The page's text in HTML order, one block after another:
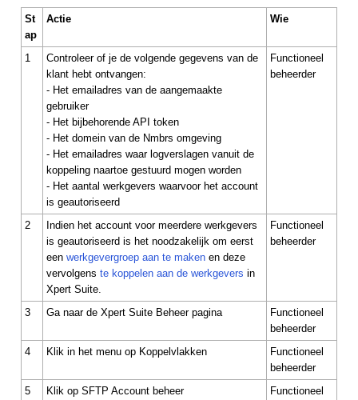
St
ap
Actie Wie
1
Controleer of je de volgende gegevens van de
klant hebt ontvangen:
- Het emailadres van de aangemaakte
gebruiker
- Het bijbehorende API token
- Het domein van de Nmbrs omgeving
- Het emailadres waar logverslagen vanuit de
koppeling naartoe gestuurd mogen worden
- Het aantal werkgevers waarvoor het account
is geautoriseerd
Functioneel
beheerder
2
Indien het account voor meerdere werkgevers
is geautoriseerd is het noodzakelijk om eerst
een werkgevergroep aan te maken en deze
vervolgens te koppelen aan de werkgevers in
Xpert Suite.
Functioneel
beheerder
3 Ga naar de Xpert Suite Beheer pagina
Functioneel
beheerder
4
Klik in het menu op Koppelvlakken
Functioneel
beheerder
5
Klik op SFTP Account beheer Functioneel